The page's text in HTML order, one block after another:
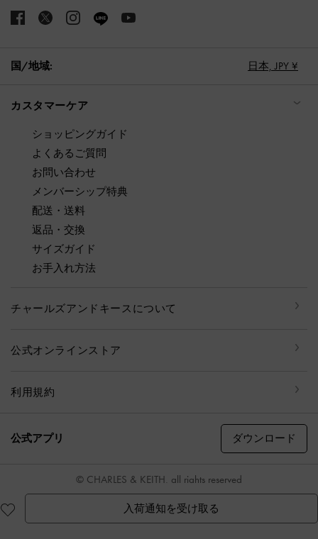
入荷通知を受け取る
国/地域: 日本, JPY ¥
カスタマーケア
ショッピングガイド
よくあるご質問
お問い合わせ
メンバーシップ特典
配送・送料
返品・交換
サイズガイド
お手入れ方法
チャールズアンドキースについて
公式オンラインストア
利用規約
公式アプリ ダウンロード
© CHARLES & KEITH, all rights reserved